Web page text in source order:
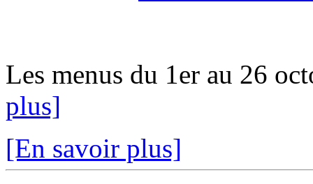
Les menus du 1er au 26
plus]
[En savoir plus]